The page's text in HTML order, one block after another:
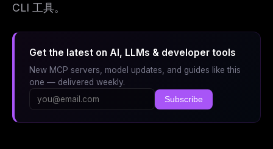
CLI 工具。
Get the latest on AI, LLMs & developer tools
New MCP servers, model updates, and guides like this
one — delivered weekly.
Subscribe